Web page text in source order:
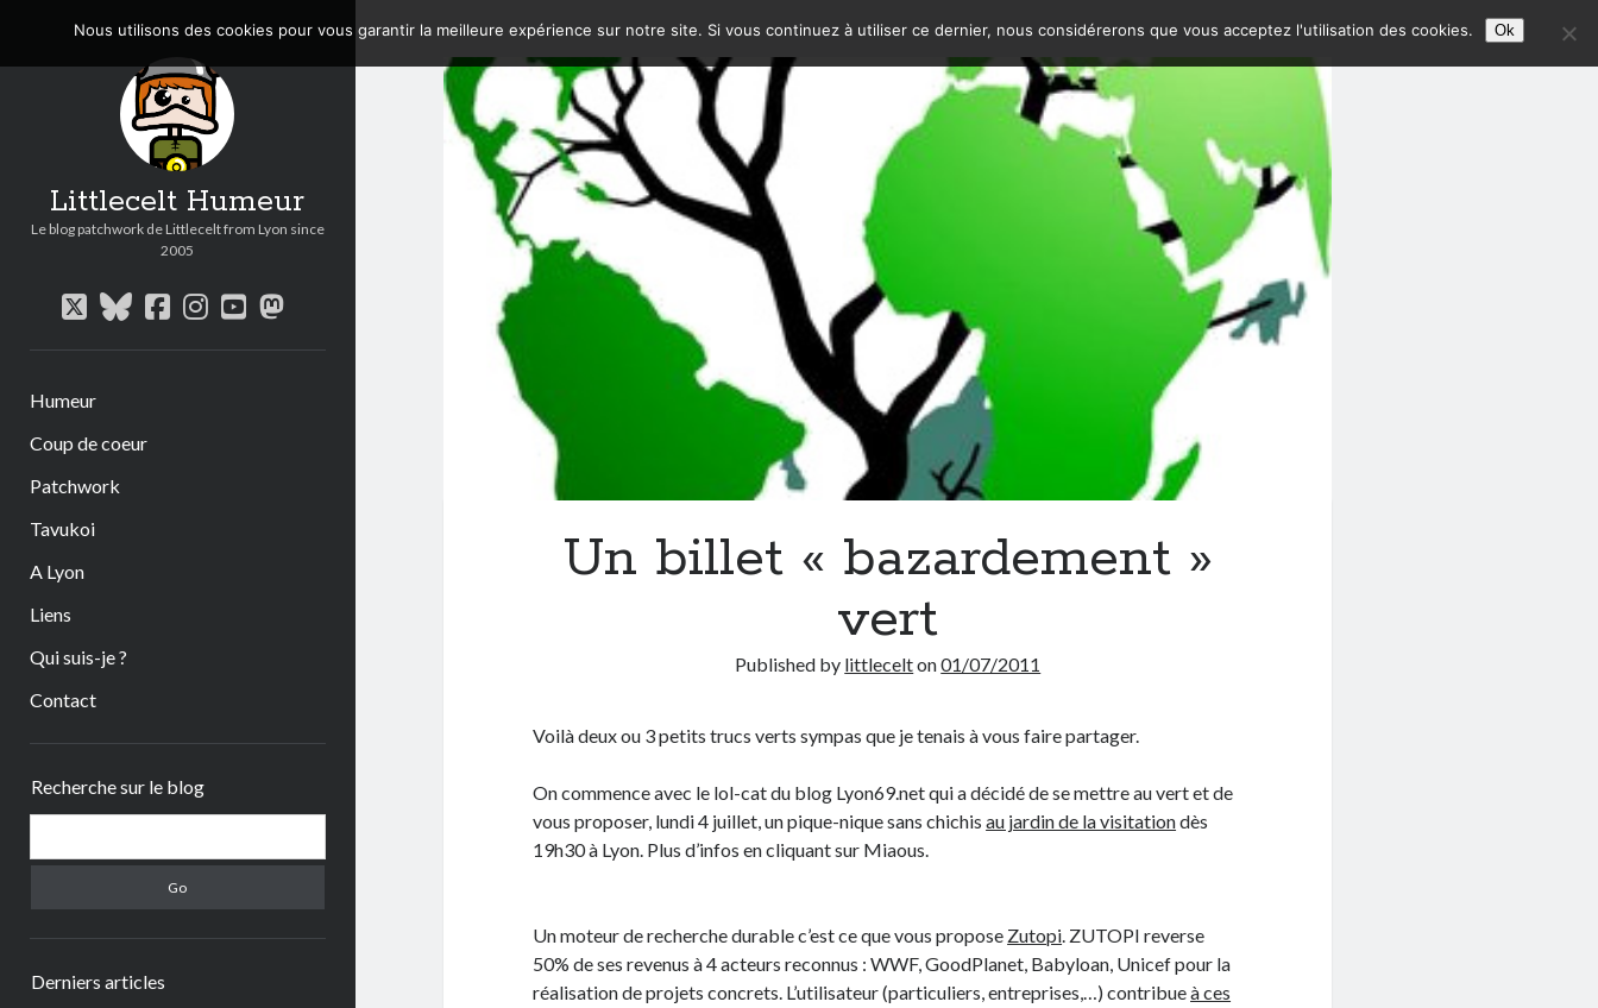
Littlecelt Humeur
Le blog patchwork de Littlecelt from Lyon since
2005
twitterbluesky
facebook
instagram
youtube
mastodon
Humeur
Coup de coeur
Patchwork
Tavukoi
A Lyon
Liens
Qui suis-je ?
Contact
Recherche sur le blog
Derniers articles
Un billet « bazardement »
vert
Published by littlecelton01/07/2011
Voilà deux ou 3 petits trucs verts sympas que je tenais à vous faire partager.
On commence avec le lol-cat du blog Lyon69.net qui a décidé de se mettre au vert et de
vous proposer, lundi 4 juillet, un pique-nique sans chichisau jardin de la visitationdès
19h30 à Lyon. Plus d’infos en cliquant sur Miaous.
Un moteur de recherche durable c’est ce que vous propose Zutopi. ZUTOPI reverse
50% de ses revenus à 4 acteurs reconnus : WWF, GoodPlanet, Babyloan, Unicef pour la
réalisation de projets concrets. L’utilisateur (particuliers, entreprises,…) contribueà ces
Nous utilisons des cookies pour vous garantir la meilleure expérience sur notre site. Si vous continuez à utiliser ce dernier, nous considérerons que vous acceptez l'utilisation des cookies. Ok